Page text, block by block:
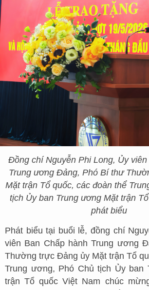
Đồng chí Nguyễn Phi Long, Ủy
Trung ương Đảng, Phó Bí thư
Mặt trận Tổ quốc, các đoàn thể
tịch Ủy ban Trung ương Mặt trận
phát biểu
Phát biểu tại buổi lễ, đồng chí
viên Ban Chấp hành Trung ương
Thường trực Đảng ủy Mặt trận Tổ
Trung ương, Phó Chủ tịch Ủy ban
trận Tổ quốc Việt Nam chúc